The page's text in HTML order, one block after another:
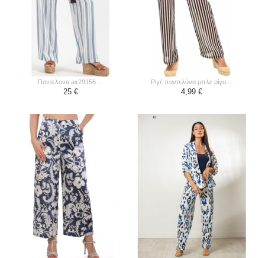
παντελονα ax29156 ...
25 €
ριγέ παντελόνα μπλε ρίγα ...
4,99 €